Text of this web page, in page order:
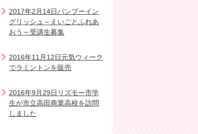
2017年2月14日バンブーイン
グリッシュ～えいごとふれあ
おう～受講生募集
2016年11月12日元気ウィーク
でラミントンを販売
2016年9月29日リズモー市学
生が市立高田商業高校を訪問
しました